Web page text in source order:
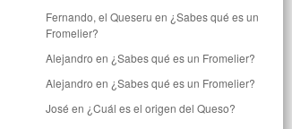
Fernando, el Queseru en ¿Sabes qué es un
Fromelier?
Alejandro en ¿Sabes qué es un Fromelier?
Alejandro en ¿Sabes qué es un Fromelier?
José en ¿Cuál es el origen del Queso?